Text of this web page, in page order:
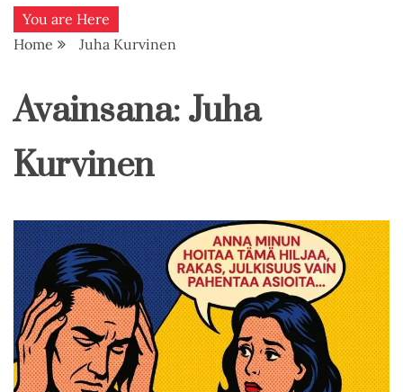
You are Here
Home
Juha Kurvinen
Avainsana: Juha
Kurvinen